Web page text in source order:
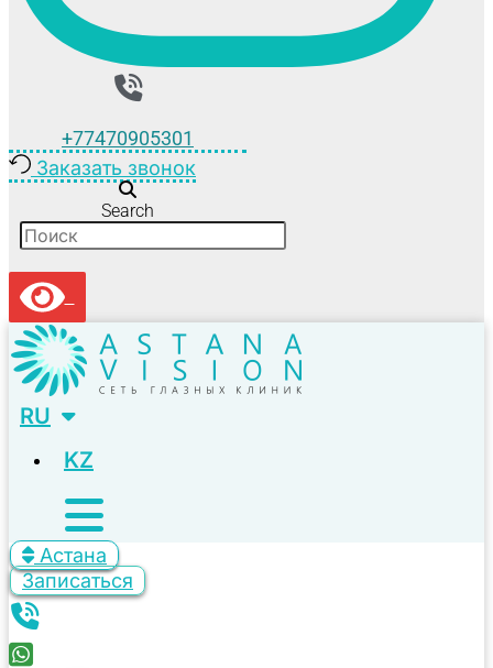
+77470905301
Заказать звонок
Search
RU
KZ
Астана
Записаться